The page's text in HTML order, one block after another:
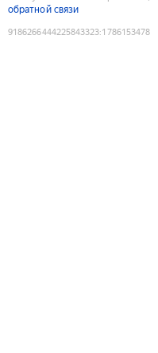
обратной связи
9186266444225843323:1786153478